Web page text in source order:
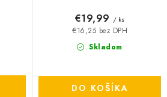
Skladom
€16,25 bez DPH
€19,99 / ks
DO KOŠÍKA